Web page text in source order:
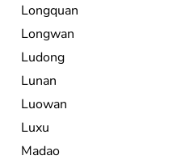
Longquan
Longwan
Ludong
Lunan
Luowan
Luxu
Madao